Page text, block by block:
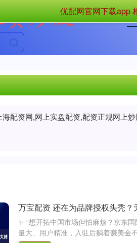
配资网,网上实盘配资,配资正规网上
优配网官网下载app
万宝配资 还在为品牌授权头秃
✨ “想开拓中国市场但怕麻烦？京东
量大、用户精准，入驻后躺着赚美金